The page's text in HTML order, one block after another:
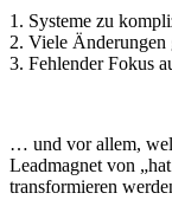
1. Systeme zu
2. Viele Änderungen
3. Fehlender Fokus
… und vor allem,
Leadmagnet von
transformieren